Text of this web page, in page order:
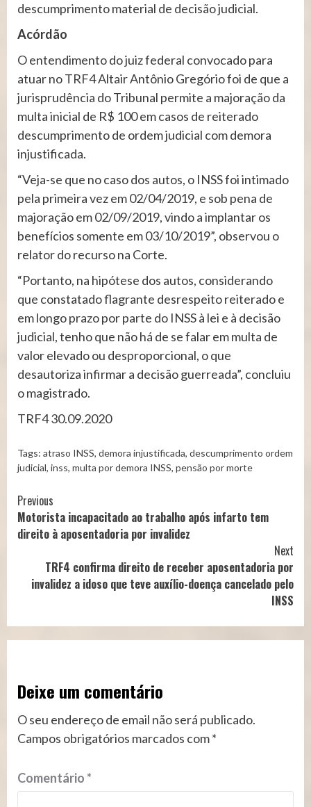
descumprimento material de decisão judicial.
Acórdão
O entendimento do juiz federal convocado para
atuar no TRF4 Altair Antônio Gregório foi de que a
jurisprudência do Tribunal permite a majoração da
multa inicial de R$ 100 em casos de reiterado
descumprimento de ordem judicial com demora
injustificada.
“Veja-se que no caso dos autos, o INSS foi intimado
pela primeira vez em 02/04/2019, e sob pena de
majoração em 02/09/2019, vindo a implantar os
benefícios somente em 03/10/2019”, observou o
relator do recurso na Corte.
“Portanto, na hipótese dos autos, considerando
que constatado flagrante desrespeito reiterado e
em longo prazo por parte do INSS à lei e à decisão
judicial, tenho que não há de se falar em multa de
valor elevado ou desproporcional, o que
desautoriza infirmar a decisão guerreada”, concluiu
o magistrado.
TRF4 30.09.2020
Tags: atraso INSS, demora injustificada, descumprimento ordem
judicial, inss, multa por demora INSS, pensão por morte
Continue
Reading
Previous
Motorista incapacitado ao trabalho após infarto tem
direito à aposentadoria por invalidez
Next
TRF4 confirma direito de receber aposentadoria por
invalidez a idoso que teve auxílio-doença cancelado pelo
INSS
Deixe um comentário
O seu endereço de email não será publicado.
Campos obrigatórios marcados com*
Comentário*